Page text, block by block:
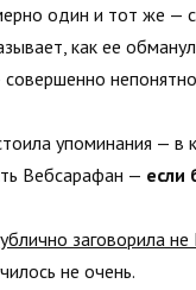
один и тот же —
как ее
упоминания — в
Вебсарафан — если
заговорила
не очень.